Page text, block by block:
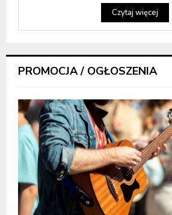
Czytaj więcej
PROMOCJA / OGŁOSZENIA